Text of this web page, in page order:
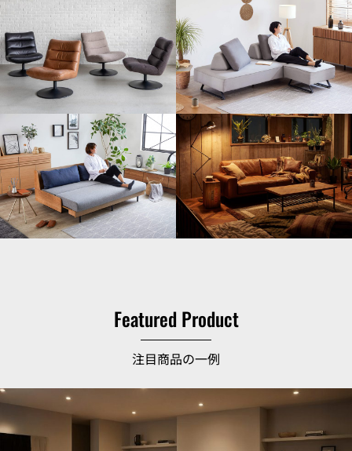
Featured Product
注目商品の一例